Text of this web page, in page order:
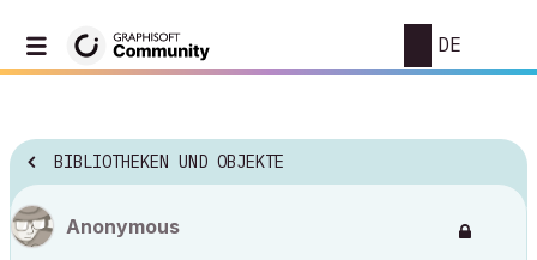
DE
BIBLIOTHEKEN UND OBJEKTE
Anonymous